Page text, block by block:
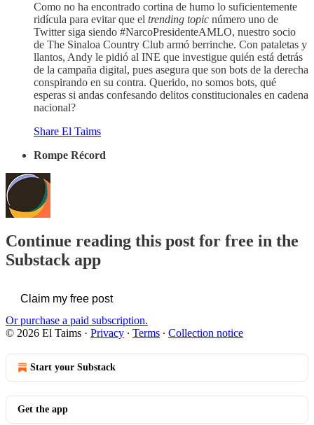
Como no ha encontrado cortina de humo lo suficientemente
ridícula para evitar que el trending topic número uno de
Twitter siga siendo #NarcoPresidenteAMLO, nuestro socio
de The Sinaloa Country Club armó berrinche. Con pataletas y
llantos, Andy le pidió al INE que investigue quién está detrás
de la campaña digital, pues asegura que son bots de la derecha
conspirando en su contra. Querido, no somos bots, qué
esperas si andas confesando delitos constitucionales en cadena
nacional?
Share El Taims
Rompe Récord
Continue reading this post for free in the
Substack app
Claim my free post
Or purchase a paid subscription.
© 2026 El Taims · Privacy ∙ Terms ∙ Collection notice
Start your Substack
Get the app